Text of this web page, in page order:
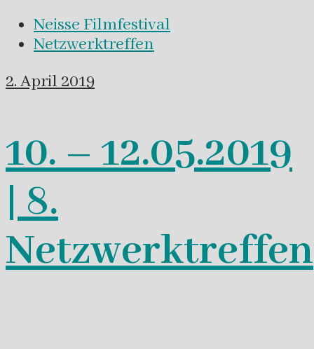
Neisse Filmfestival
Netzwerktreffen
2. April 2019
10. – 12.05.2019
| 8.
Netzwerktreffen